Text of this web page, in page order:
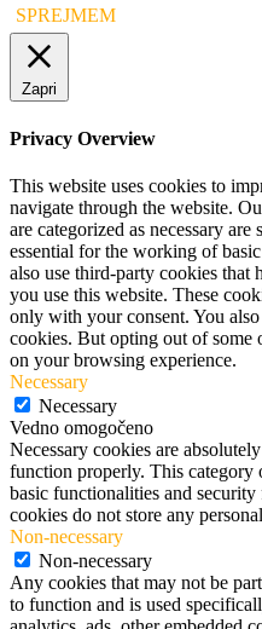
SPREJMEM
Zapri
Privacy Overview
This website uses cookies to
navigate through the website.
are categorized as necessary
essential for the working of
also use third-party cookies that
you use this website. These
only with your consent. You
cookies. But opting out of some
on your browsing experience.
Necessary
Necessary
Vedno omogočeno
Necessary cookies are
function properly. This category
basic functionalities and
cookies do not store any
Non-necessary
Non-necessary
Any cookies that may not be
to function and is used